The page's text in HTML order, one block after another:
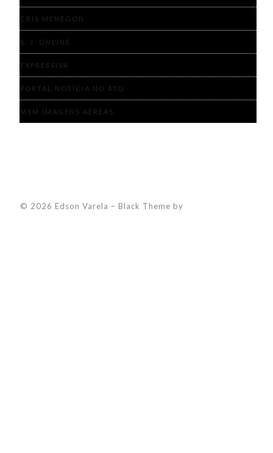
CRIS MENEGON
S. J. ONLINE
EXPRESSIVA
PORTAL NOTÍCIA NO ATO
MSM IMAGENS AÉREAS
© 2026 Edson Varela – Black Theme by